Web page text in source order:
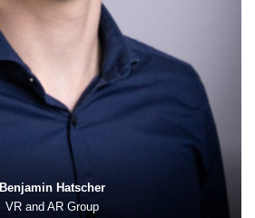
Benjamin Hatscher
VR and AR Group